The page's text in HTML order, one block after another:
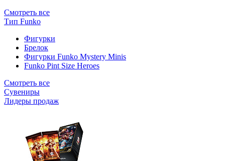
Смотреть все
Тип Funko
Фигурки
Брелок
Фигурки Funko Mystery Minis
Funko Pint Size Heroes
Смотреть все
Сувениры
Лидеры продаж